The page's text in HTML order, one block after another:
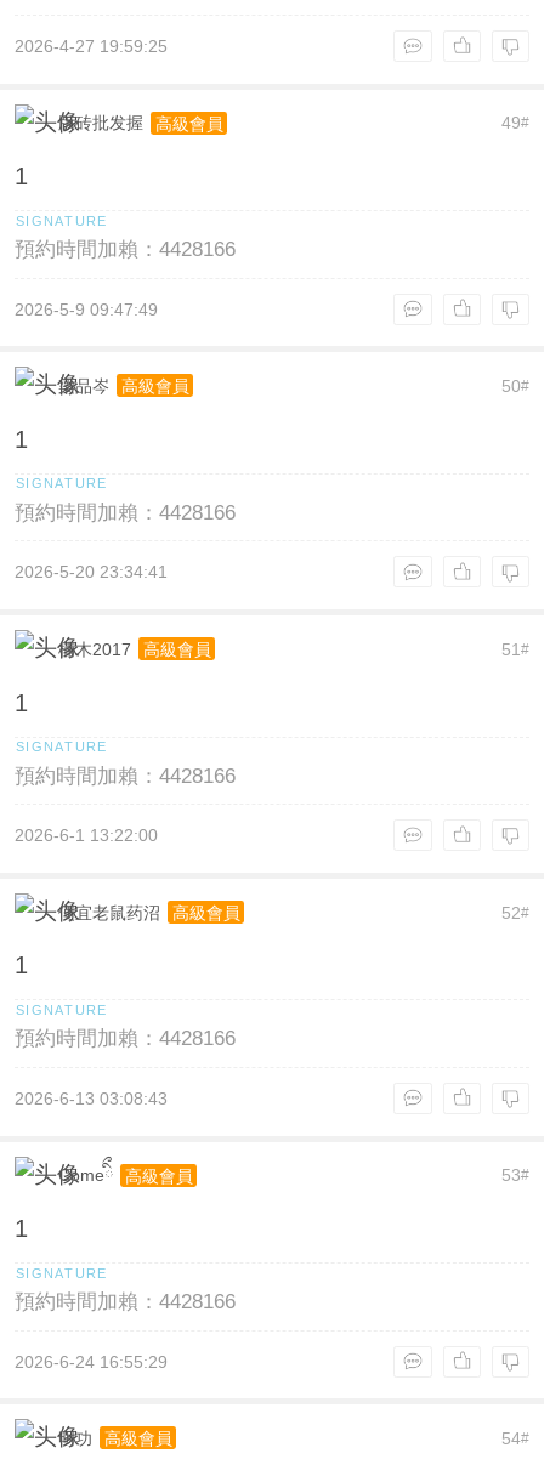
2026-4-27 19:59:25
49#
版砖批发握 高級會員
1
預約時間加賴：4428166
2026-5-9 09:47:49
50#
梁品岑 高級會員
1
預約時間加賴：4428166
2026-5-20 23:34:41
51#
楠木2017 高級會員
1
預約時間加賴：4428166
2026-6-1 13:22:00
52#
便宜老鼠药沼 高級會員
1
預約時間加賴：4428166
2026-6-13 03:08:43
53#
Comeིྀ 高級會員
1
預約時間加賴：4428166
2026-6-24 16:55:29
54#
明功 高級會員